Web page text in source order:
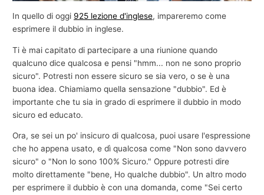
In quello di oggi 925 lezione d'inglese, impareremo come
esprimere il dubbio in inglese.
Ti è mai capitato di partecipare a una riunione quando
qualcuno dice qualcosa e pensi "hmm... non ne sono proprio
sicuro". Potresti non essere sicuro se sia vero, o se è una
buona idea. Chiamiamo quella sensazione "dubbio". Ed è
importante che tu sia in grado di esprimere il dubbio in modo
sicuro ed educato.
Ora, se sei un po' insicuro di qualcosa, puoi usare l'espressione
che ho appena usato, e dì qualcosa come "Non sono davvero
sicuro" o "Non lo sono 100% Sicuro." Oppure potresti dire
molto direttamente "bene, Ho qualche dubbio". Un altro modo
per esprimere il dubbio è con una domanda, come "Sei certo